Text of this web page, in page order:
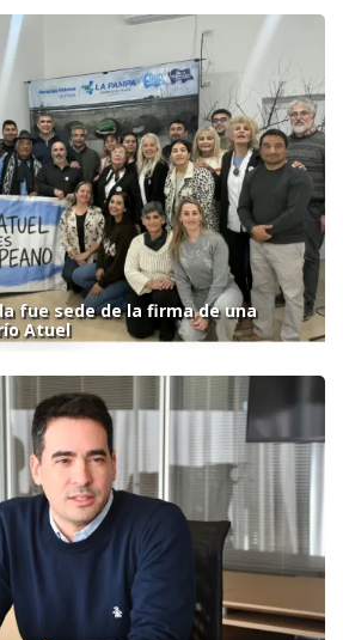
fue sede de la firma de una
Atuel